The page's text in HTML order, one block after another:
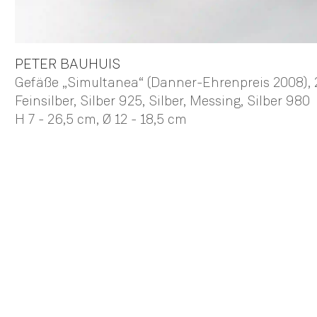
PETER BAUHUIS
Gefäße „Simultanea“ (Danner-Ehrenpreis 2008),
Feinsilber, Silber 925, Silber, Messing, Silber 980
H 7 - 26,5 cm, Ø 12 - 18,5 cm